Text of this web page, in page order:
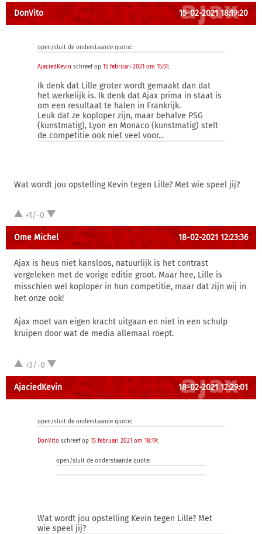
DonVito 15-02-2021 18:19:20
open/sluit de onderstaande quote:
AjaciedKevin schreef op 15 februari 2021 om 15:51:
Ik denk dat Lille groter wordt gemaakt dan dat
het werkelijk is. Ik denk dat Ajax prima in staat is
om een resultaat te halen in Frankrijk.
Leuk dat ze koploper zijn, maar behalve PSG
(kunstmatig), Lyon en Monaco (kunstmatig) stelt
de competitie ook niet veel voor...
Wat wordt jou opstelling Kevin tegen Lille? Met wie speel jij?
+1/-0
Ome Michel 18-02-2021 12:23:36
Ajax is heus niet kansloos, natuurlijk is het contrast
vergeleken met de vorige editie groot. Maar hee, Lille is
misschien wel koploper in hun competitie, maar dat zijn wij in
het onze ook!
Ajax moet van eigen kracht uitgaan en niet in een schulp
kruipen door wat de media allemaal roept.
+3/-0
AjaciedKevin 18-02-2021 12:29:01
open/sluit de onderstaande quote:
DonVito schreef op 15 februari 2021 om 18:19:
open/sluit de onderstaande quote:
Wat wordt jou opstelling Kevin tegen Lille? Met
wie speel jij?